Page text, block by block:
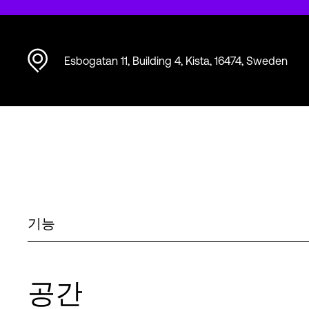
Esbogatan 11, Building 4, Kista, 16474, Sweden
기능
공간